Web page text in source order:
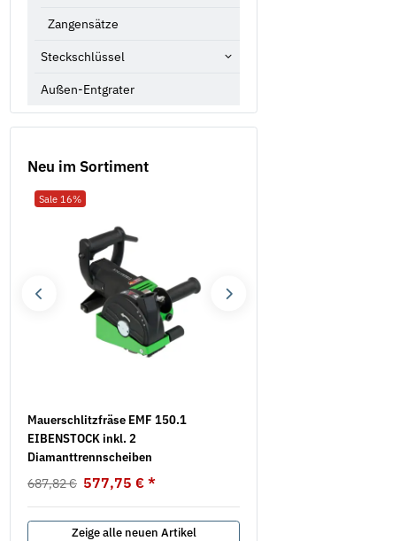
Zangensätze
Steckschlüssel
Außen-Entgrater
Neu im Sortiment
Sale 16%
Mauerschlitzfräse EMF 150.1
EIBENSTOCK inkl. 2
Diamanttrennscheiben
687,82 € 577,75 € *
Zeige alle neuen Artikel